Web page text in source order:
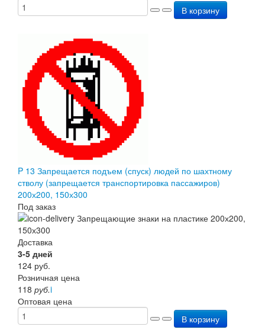
В корзину
P 13 Запрещается подъем (спуск) людей по шахтному
стволу (запрещается транспортировка пассажиров)
200х200, 150х300
Под заказ
Доставка
3-5 дней
124 руб.
Розничная цена
118 руб.i
Оптовая цена
В корзину